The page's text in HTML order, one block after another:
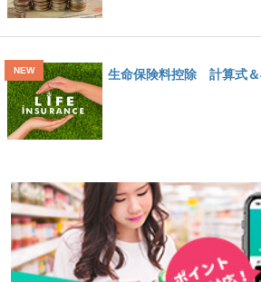
生命保険料控除 計算式＆